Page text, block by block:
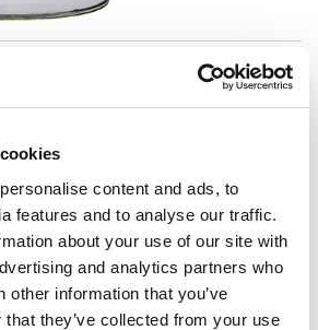
content and ads, to
features and to analyse our traffic.
about your use of our site with
and analytics partners who
other information that you’ve
they’ve collected from your use